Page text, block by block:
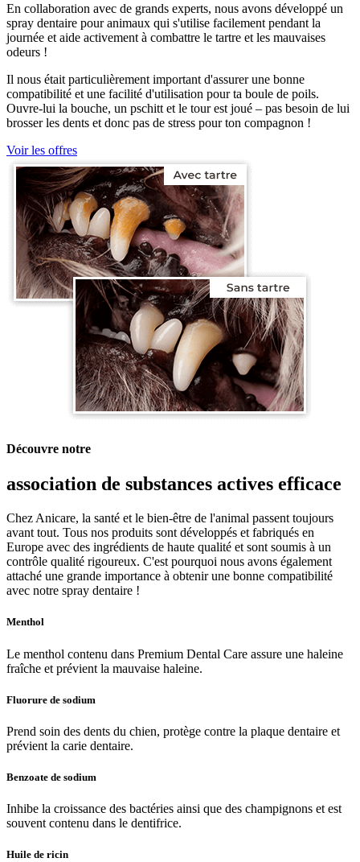
En collaboration avec de grands experts, nous avons développé un
spray dentaire pour animaux qui s'utilise facilement pendant la
journée et aide activement à combattre le tartre et les mauvaises
odeurs !
Il nous était particulièrement important d'assurer une bonne
compatibilité et une facilité d'utilisation pour ta boule de poils.
Ouvre-lui la bouche, un pschitt et le tour est joué – pas besoin de lui
brosser les dents et donc pas de stress pour ton compagnon !
Voir les offres
Découvre notre
association de substances actives efficace
Chez Anicare, la santé et le bien-être de l'animal passent toujours
avant tout. Tous nos produits sont développés et fabriqués en
Europe avec des ingrédients de haute qualité et sont soumis à un
contrôle qualité rigoureux. C'est pourquoi nous avons également
attaché une grande importance à obtenir une bonne compatibilité
avec notre spray dentaire !
Menthol
Le menthol contenu dans Premium Dental Care assure une haleine
fraîche et prévient la mauvaise haleine.
Fluorure de sodium
Prend soin des dents du chien, protège contre la plaque dentaire et
prévient la carie dentaire.
Benzoate de sodium
Inhibe la croissance des bactéries ainsi que des champignons et est
souvent contenu dans le dentifrice.
Huile de ricin